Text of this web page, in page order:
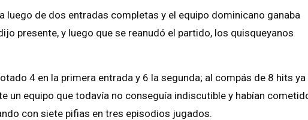
luego de dos entradas completas y el equipo dominicano ganaba
presente, y luego que se reanudó el partido, los quisqueyanos
4 en la primera entrada y 6 la segunda; al compás de 8 hits ya
un equipo que todavía no conseguía indiscutible y habían
con siete pifias en tres episodios jugados.